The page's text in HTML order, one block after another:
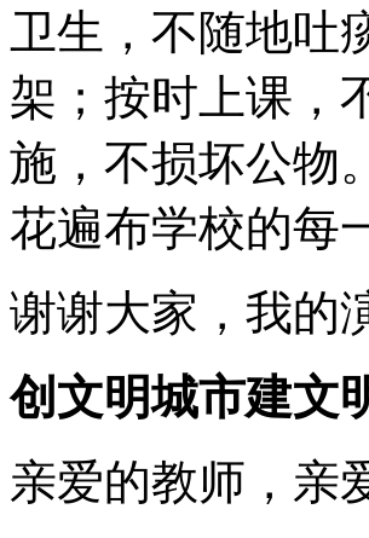
卫生，不随地吐
架；按时上课，
施，不损坏公物
花遍布学校的每
谢谢大家，我的
创文明城市建文
亲爱的教师，亲